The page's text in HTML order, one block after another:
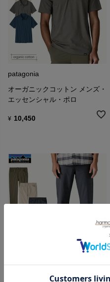
patagonia
オーガニックコットン メンズ・
エッセンシャル・ポロ
¥ 10,450
オーガニックコットン メンズ・